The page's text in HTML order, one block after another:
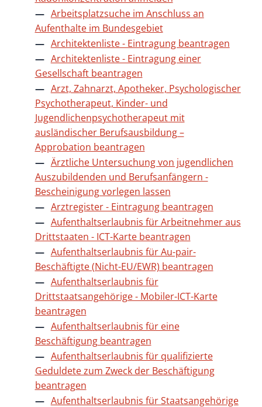
Arbeitsplatzsuche im Anschluss an
Aufenthalte im Bundesgebiet
Architektenliste - Eintragung beantragen
Architektenliste - Eintragung einer
Gesellschaft beantragen
Arzt, Zahnarzt, Apotheker, Psychologischer
Psychotherapeut, Kinder- und
Jugendlichenpsychotherapeut mit
ausländischer Berufsausbildung –
Approbation beantragen
Ärztliche Untersuchung von jugendlichen
Auszubildenden und Berufsanfängern -
Bescheinigung vorlegen lassen
Arztregister - Eintragung beantragen
Aufenthaltserlaubnis für Arbeitnehmer aus
Drittstaaten - ICT-Karte beantragen
Aufenthaltserlaubnis für Au-pair-
Beschäftigte (Nicht-EU/EWR) beantragen
Aufenthaltserlaubnis für
Drittstaatsangehörige - Mobiler-ICT-Karte
beantragen
Aufenthaltserlaubnis für eine
Beschäftigung beantragen
Aufenthaltserlaubnis für qualifizierte
Geduldete zum Zweck der Beschäftigung
beantragen
Aufenthaltserlaubnis für Staatsangehörige